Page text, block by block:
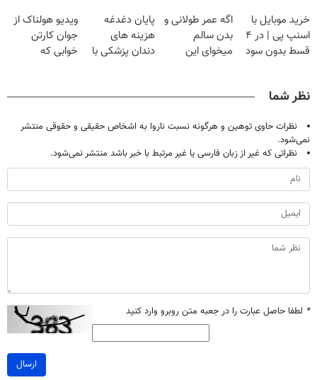
میلیون تومان!!!
فقط ۲۵ میلیون
درمانش کرد؟؟؟؟
خرید موبایل با
اسنپ پی | در ۴
قسط بدون سود
اگه عمر طولانی و
بدن سالم
میخوای این
پایان دغدغه
هزینه های
دندان پزشکی با
ویدیو هولناک از
جوان کارتن
خوابی که
نظر شما
نظرات حاوی توهین و هرگونه نسبت ناروا به اشخاص حقیقی و حقوقی منتشر
نمی‌شود.
نظراتی که غیر از زبان فارسی یا غیر مرتبط با خبر باشد منتشر نمی‌شود.
* لطفا حاصل عبارت را در جعبه متن روبرو وارد کنید
ارسال